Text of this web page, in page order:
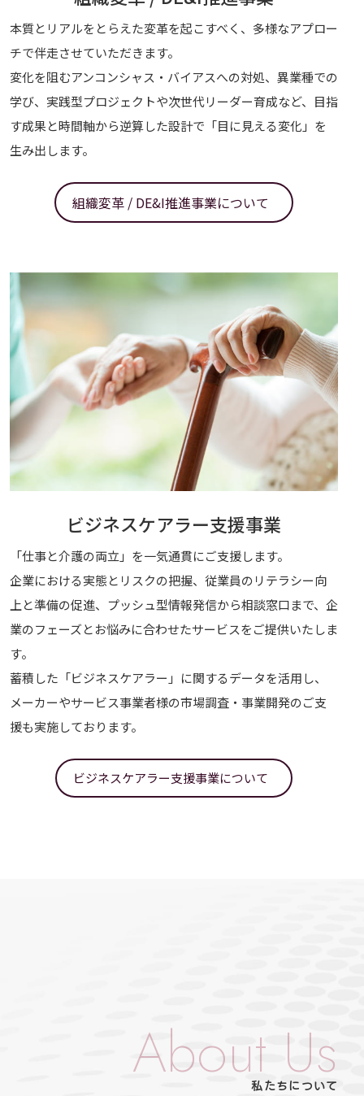
本質とリアルをとらえた変革を起こすべく、多様なアプロー
チで伴走させていただきます。
変化を阻むアンコンシャス・バイアスへの対処、異業種での
学び、実践型プロジェクトや次世代リーダー育成など、目指
す成果と時間軸から逆算した設計で「目に見える変化」を
生み出します。
組織変革 / DE&I推進事業について
ビジネスケアラー支援事業
「仕事と介護の両立」を一気通貫にご支援します。
企業における実態とリスクの把握、従業員のリテラシー向
上と準備の促進、プッシュ型情報発信から相談窓口まで、企
業のフェーズとお悩みに合わせたサービスをご提供いたしま
す。
蓄積した「ビジネスケアラー」に関するデータを活用し、
メーカーやサービス事業者様の市場調査・事業開発のご支
援も実施しております。
ビジネスケアラー支援事業について
About Us
私たちについて